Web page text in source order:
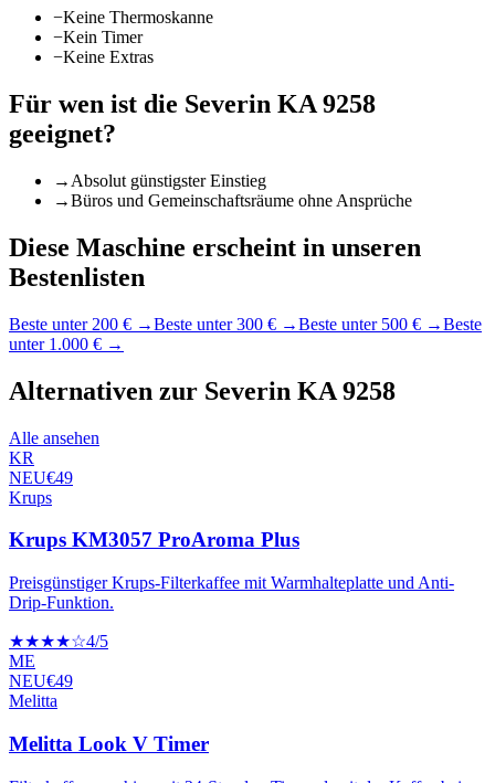
−Keine Thermoskanne
−Kein Timer
−Keine Extras
Für wen ist die Severin KA 9258
geeignet?
→ Absolut günstigster Einstieg
→Büros und Gemeinschaftsräume ohne Ansprüche
Diese Maschine erscheint in unseren
Bestenlisten
Beste unter 200 € →Beste unter 300 € →Beste unter 500 € →Beste
unter 1.000 € →
Alternativen zur Severin KA 9258
Alle ansehen
KR
NEU€49
Krups
Krups KM3057 ProAroma Plus
Preisgünstiger Krups-Filterkaffee mit Warmhalteplatte und Anti-
Drip-Funktion.
★★★★☆4/5
ME
NEU€49
Melitta
Melitta Look V Timer